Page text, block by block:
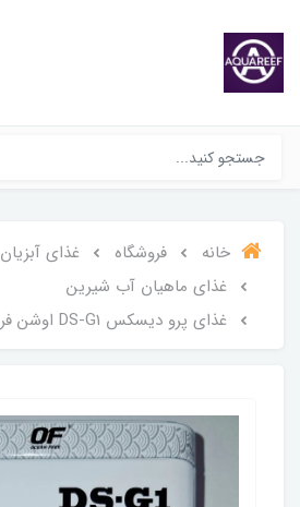
خانه فروشگاه
غذای آبزیان
غذای ماهیان آب شیرین
غذای پرو دیسکس DS-G1 اوشن فری